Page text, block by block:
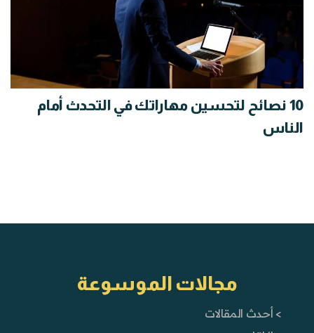
10 نصائح لتحسين مهاراتك في التحدث أمام
الناس
مجالات الموسوعة
> أحدث المقالات